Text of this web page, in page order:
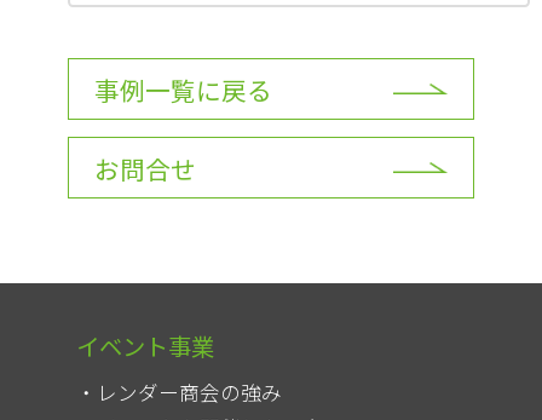
事例一覧に戻る
お問合せ
イベント事業
レンダー商会の強み